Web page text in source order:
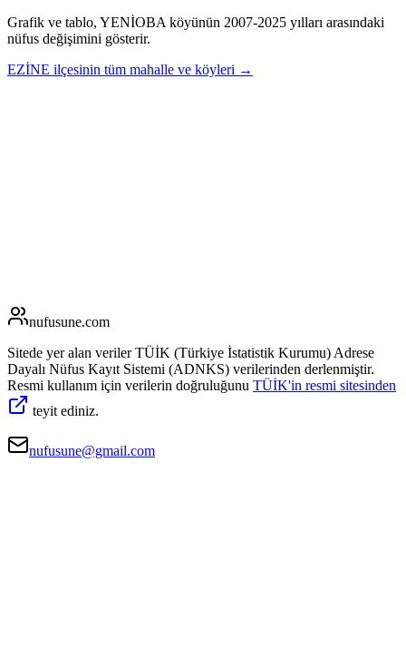
Grafik ve tablo, YENİOBA köyünün 2007-2025 yılları arasındaki
nüfus değişimini gösterir.
EZİNE ilçesinin tüm mahalle ve köyleri →
nufusune.com
Sitede yer alan veriler TÜİK (Türkiye İstatistik Kurumu) Adrese
Dayalı Nüfus Kayıt Sistemi (ADNKS) verilerinden derlenmiştir.
Resmi kullanım için verilerin doğruluğunu TÜİK'in resmi sitesinden
teyit ediniz.
nufusune@gmail.com